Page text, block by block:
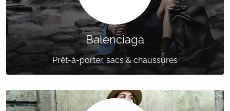
Balenciaga
Prêt-à-porter, sacs & chaussures